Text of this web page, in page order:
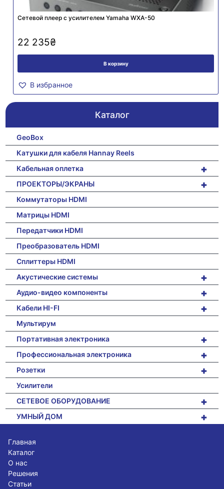
Сетевой плеер с усилителем Yamaha WXA-50
22 235₴
В корзину
В избранное
Каталог
GeoBox
Катушки для кабеля Hannay Reels
+
Кабельная оплетка
+
ПРОЕКТОРЫ/ЭКРАНЫ
Коммутаторы HDMI
Матрицы HDMI
Передатчики HDMI
Преобразователь HDMI
Сплиттеры HDMI
+
Акустические системы
+
Аудио-видео компоненты
+
Кабели HI-FI
Мультирум
+
Портативная электроника
+
Профессиональная электроника
+
Розетки
Усилители
+
СЕТЕВОЕ ОБОРУДОВАНИЕ
+
УМНЫЙ ДОМ
Главная
Каталог
О нас
Решения
Статьи